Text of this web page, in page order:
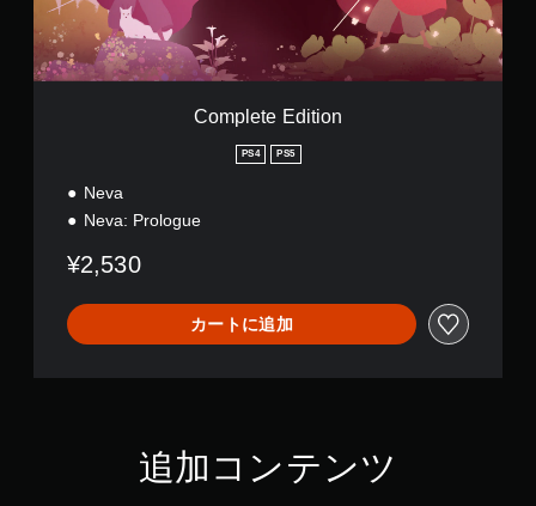
i
i
Complete Edition
PS4 PS5
Neva
Neva: Prologue
¥2,530
カートに追加
追加コンテンツ